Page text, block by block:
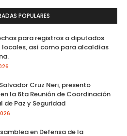
POPULARES
para registros a diputados
locales, así como para alcaldías
Cruz Neri, presento
la 6ta Reunión de Coordinación
de Paz y Seguridad
en Defensa de la